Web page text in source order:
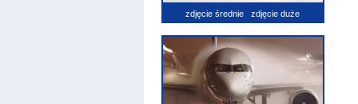
zdjęcie średnie zdjęcie duże